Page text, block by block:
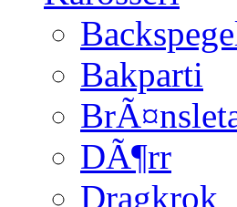
Bakparti
DÃ¶rr
Dragkrok